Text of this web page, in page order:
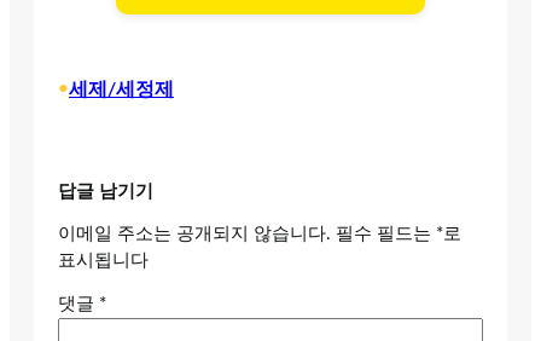
•세제/세정제
답글 남기기
이메일 주소는 공개되지 않습니다. 필수 필드는 *로
표시됩니다
댓글 *